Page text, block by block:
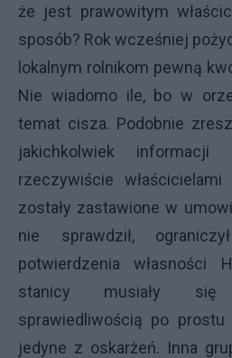
że jest prawowitym
sposób? Rok wcześniej
lokalnym rolnikom pewną
Nie wiadomo ile, bo w
temat cisza. Podobnie
jakichkolwiek
rzeczywiście
zostały zastawione w
nie sprawdził,
potwierdzenia własności
stanicy musiały
sprawiedliwością po
jedyne z oskarżeń. Inna